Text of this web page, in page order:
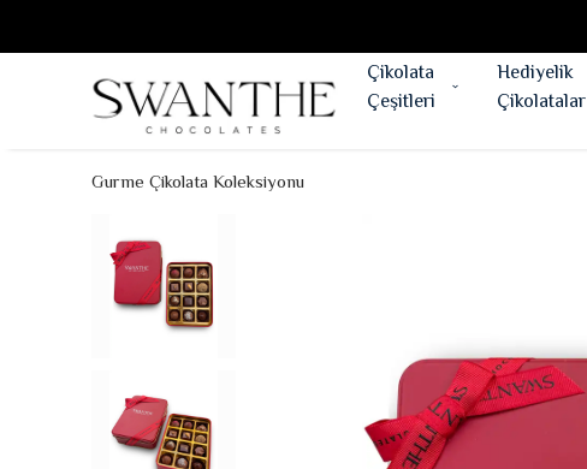
Çikolata
Çeşitleri
Hediyelik
Çikolatalar
Gurme Çikolata Koleksiyonu